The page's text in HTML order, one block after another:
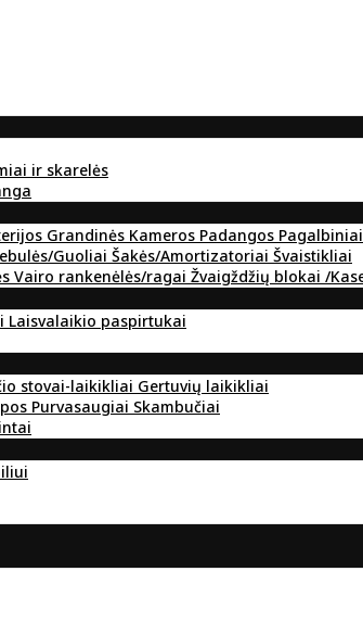
ir skarelės
Grandinės Kameros Padangos
Guoliai Šakės/Amortizatoriai Švaistikliai
Vairo rankenėlės/ragai Žvaigždžių blokai /
Laisvalaikio paspirtukai
stovai-laikikliai Gertuvių laikikliai
Purvasaugiai Skambučiai